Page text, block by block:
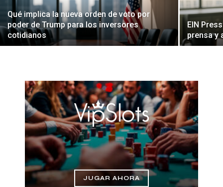
Qué implica la nueva orden de voto por
poder de Trump para los inversores
cotidianos
EIN
prensa y
JUGAR AHORA